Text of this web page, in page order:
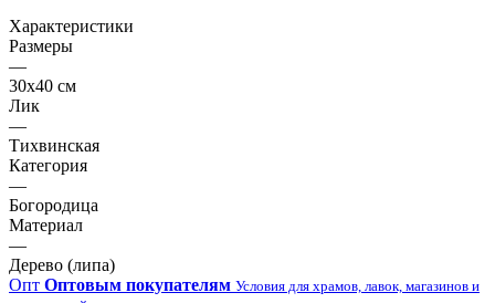
Характеристики
Размеры
—
30х40 см
Лик
—
Тихвинская
Категория
—
Богородица
Материал
—
Дерево (липа)
Опт Оптовым покупателям Условия для храмов, лавок, магазинов и